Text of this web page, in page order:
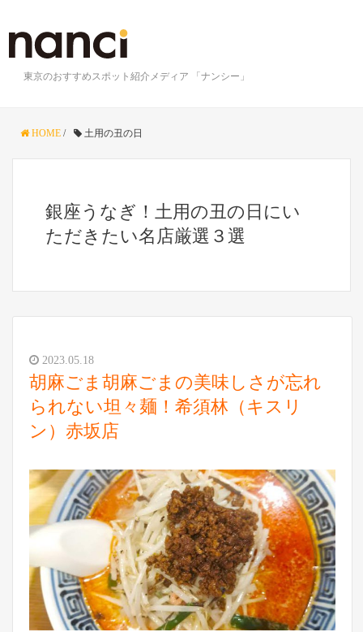
東京のおすすめスポット紹介メディア 「ナンシー」
HOME / 土用の丑の日
銀座うなぎ！土用の丑の日にい
ただきたい名店厳選３選
2023.05.18
胡麻ごま胡麻ごまの美味しさが忘れ
られない坦々麺！希須林（キスリ
ン）赤坂店